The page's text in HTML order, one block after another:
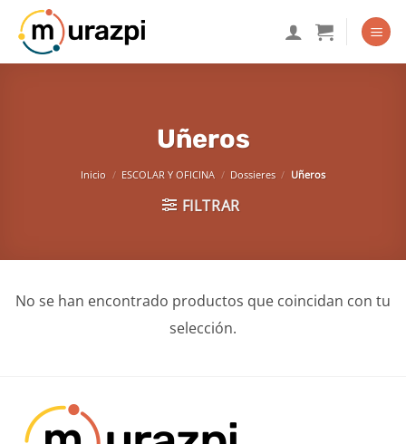
Saltar
contenido
Uñeros
Inicio / ESCOLAR Y OFICINA / Dossieres / Uñeros
FILTRAR
No se han encontrado productos que coincidan con tu
selección.